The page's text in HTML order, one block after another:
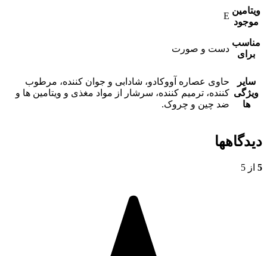
ویتامین
موجود
E
مناسب
برای
دست و صورت
سایر
ویژگی
ها
حاوی عصاره آووکادو، شادابی و جوان کننده، مرطوب
کننده، ترمیم کننده، سرشار از مواد مغذی و ویتامین ها و
ضد چین و چروک.
دیدگاهها
5 از 5